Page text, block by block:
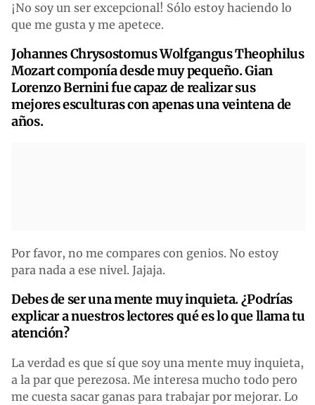
¡No soy un ser excepcional! Sólo estoy haciendo lo
que me gusta y me apetece.
Johannes Chrysostomus Wolfgangus Theophilus
Mozart componía desde muy pequeño. Gian
Lorenzo Bernini fue capaz de realizar sus
mejores esculturas con apenas una veintena de
años.
Por favor, no me compares con genios. No estoy
para nada a ese nivel. Jajaja.
Debes de ser una mente muy inquieta. ¿Podrías
explicar a nuestros lectores qué es lo que llama tu
atención?
La verdad es que sí que soy una mente muy inquieta,
a la par que perezosa. Me interesa mucho todo pero
me cuesta sacar ganas para trabajar por mejorar. Lo